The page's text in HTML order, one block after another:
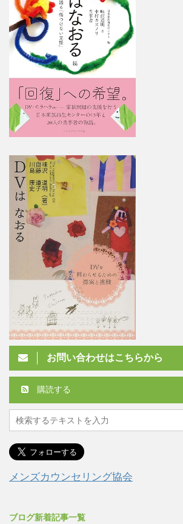
お問い合わせはこちらから
購読する
メンズカウンセリング協会
ブログ新着記事一覧